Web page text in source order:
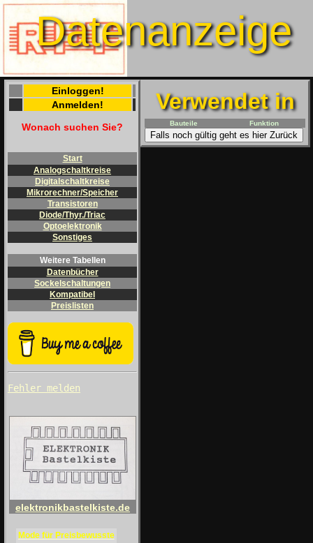
Datenanzeige
Einloggen!
Anmelden!
Wonach suchen Sie?
Start
Analogschaltkreise
Digitalschaltkreise
Mikrorechner/Speicher
Transistoren
Diode/Thyr./Triac
Optoelektronik
Sonstiges
Weitere Tabellen
Datenbücher
Sockelschaltungen
Kompatibel
Preislisten
Fehler melden
elektronikbastelkiste.de
Mode für Preisbewusste
Verwendet in
Bauteile Funktion
Falls noch gültig geht es hier Zurück